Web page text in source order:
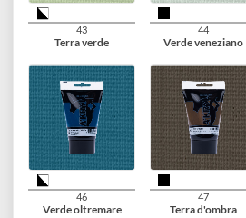
37
Bordeaux
38
Blu reale
40
Blu di cobalto (ftalo)
41
Blu pastello